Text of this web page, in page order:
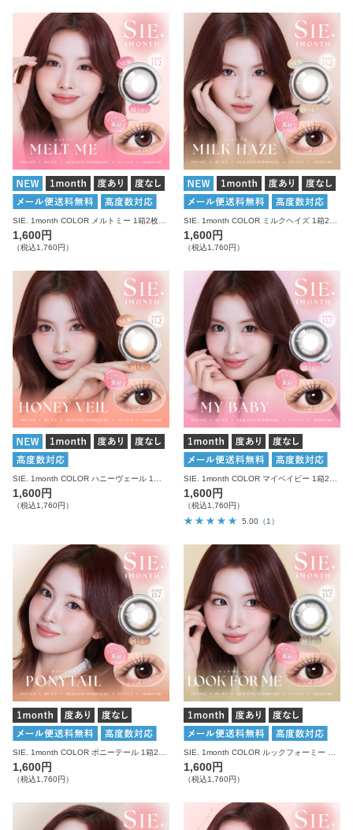
1,600円
（税込1,760円）
1,600円
（税込1,760円）
1,600円
（税込1,760円）
1,600円
（税込1,760円）
5.00 （1）
1,600円
（税込1,760円）
1,600円
（税込1,760円）